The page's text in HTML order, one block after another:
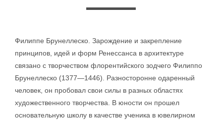
Филиппе Брунеллеско. Зарождение и закрепление
принципов, идей и форм Ренессанса в архитектуре
связано с творчеством флорентийского зодчего Филиппо
Брунеллеско (1377—1446). Разносторонне одаренный
человек, он пробовал свои силы в разных областях
художественного творчества. В юности он прошел
основательную школу в качестве ученика в ювелирном